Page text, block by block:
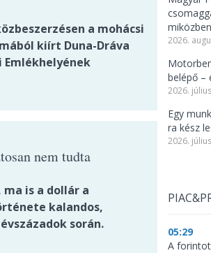
a mohácsi
kiírt Duna-Dráva
nem tudta
is a dollár a
kalandos,
során.
2026.
belépő –
2026.
Egy
ra kész
2026.
05:29
A